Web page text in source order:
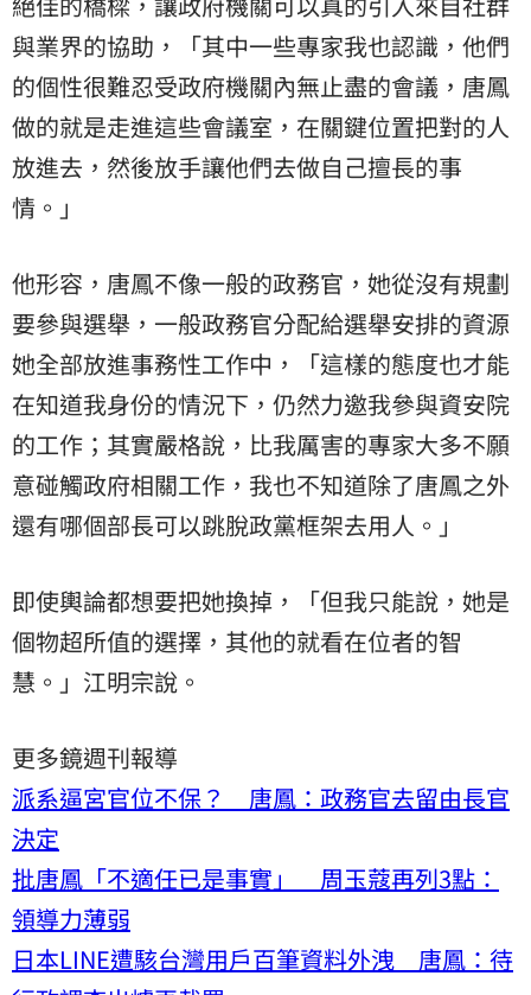
與業界的協助，「其中一些專家我也認識，他們
的個性很難忍受政府機關內無止盡的會議，唐鳳
做的就是走進這些會議室，在關鍵位置把對的人
放進去，然後放手讓他們去做自己擅長的事
情。」
他形容，唐鳳不像一般的政務官，她從沒有規劃
要參與選舉，一般政務官分配給選舉安排的資源
她全部放進事務性工作中，「這樣的態度也才能
在知道我身份的情況下，仍然力邀我參與資安院
的工作；其實嚴格說，比我厲害的專家大多不願
意碰觸政府相關工作，我也不知道除了唐鳳之外
還有哪個部長可以跳脫政黨框架去用人。」
即使輿論都想要把她換掉，「但我只能說，她是
個物超所值的選擇，其他的就看在位者的智
慧。」江明宗說。
更多鏡週刊報導
派系逼宮官位不保？ 唐鳳：政務官去留由長官
決定
批唐鳳「不適任已是事實」 周玉蔻再列3點：
領導力薄弱
日本LINE遭駭台灣用戶百筆資料外洩 唐鳳：待